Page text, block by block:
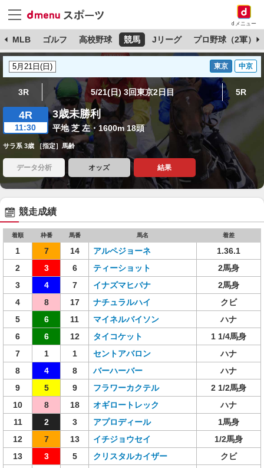
dメニュー
MLB ゴルフ 高校野球 競馬 Jリーグ プロ野球（2軍）
東京 中京
3R 5/21(日) 3回東京2日目 5R
4R
11:30
3歳未勝利
平地 芝 左・1600m 18頭
サラ系 3歳 ［指定］馬齢
データ分析 オッズ 結果
競走成績
着順 枠番 馬番 馬名 着差
1 7 14 アルペジョーネ
1.36.1
2
3 6 ティーショット
2馬身
3
4 7 イナズマヒバナ
2馬身
4
8 17 ナチュラルハイ
クビ
5
6 11 マイネルバイソン
ハナ
6
6 12 タイコケット
1 1/4馬身
7
1 1 セントアバロン
ハナ
8
4 8 バーハーバー
ハナ
9
5 9 フラワーカクテル
2 1/2馬身
10
8 18 オギロートレック
ハナ
11
2 3 アプロディール
1馬身
12
7 13 イチジョウセイ
1/2馬身
13
3 5 クリスタルカイザー
クビ